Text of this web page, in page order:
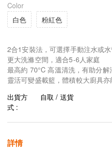
Color
白色
粉紅色
2合1安裝法，可選擇手動注水或
更大洗滌空間，適合5-6人家庭
最高約 70°C 高溫清洗，有助分解
靈活可變盛載籃，體積較大廚具
出貨方
式 :
自取 / 送貨
詳情